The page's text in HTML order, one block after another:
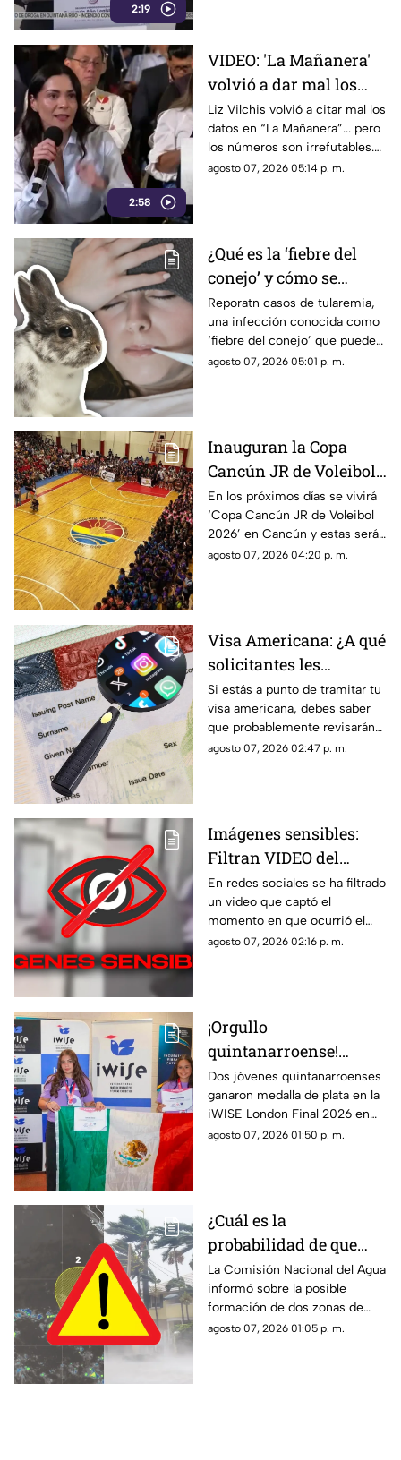
2:19
Rocha Moya, Enrique Inzunza y
otros funcionarios morenistas.
2:58
VIDEO: 'La Mañanera'
volvió a dar mal los
datos: TV Azteca es el
medio tradicional con
mayor alcance y
credibilidad de México
Liz Vilchis volvió a citar mal los
datos en “La Mañanera”... pero
los números son irrefutables.
El estudio internacional de
evidencia, nadie puede.
agosto 07, 2026 05:14 p. m.
¿Qué es la ‘fiebre del
conejo’ y cómo se
contagia? Reportan
casos de tularemia y
genera alerta en la
población
Reporatn casos de tularemia,
una infección conocida como
‘fiebre del conejo’ que puede
resultar muy grave. Te
agosto 07, 2026 05:01 p. m.
Inauguran la Copa
Cancún JR de Voleibol
2026 en Cancún; aquí
las fechas, categorías y
premios
En los próximos días se vivirá
‘Copa Cancún JR de Voleibol
2026’ en Cancún y estas serán
las fechas, las categorías y los
agosto 07, 2026 04:20 p. m.
Visa Americana: ¿A qué
solicitantes les
revisarán las redes
sociales para su
proceso?
Si estás a punto de tramitar tu
visa americana, debes saber
que probablemente revisarán
tus redes sociales, así que te
agosto 07, 2026 02:47 p. m.
Imágenes sensibles:
Filtran VIDEO del
t1r0t30 de en escuela
que dejó a 7 mu3rt0s y
más de 30 h3r1d0s; así
ocurrió la m4s4cr3
En redes sociales se ha filtrado
un video que captó el
momento en que ocurrió el
tiroteo que dejó a 7 muertos y
agosto 07, 2026 02:16 p. m.
¡Orgullo
quintanarroense!
Jóvenes GANAN la
plata en la competencia
iWISE London Final
2026
Dos jóvenes quintanarroenses
ganaron medalla de plata en la
iWISE London Final 2026 en
donde participaron más de
agosto 07, 2026 01:50 p. m.
¿Cuál es la
probabilidad de que
'Hernan' se forme esta
semana? Vigilan zonas
de baja presión con
potencial de desarrollo
La Comisión Nacional del Agua
informó sobre la posible
formación de dos zonas de
baja presión con potencial de
agosto 07, 2026 01:05 p. m.